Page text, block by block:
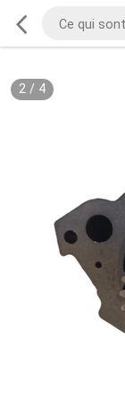
2/ 4